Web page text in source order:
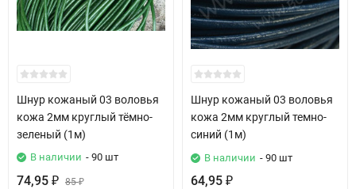
Шнур кожаный 03 воловья
кожа 2мм круглый тёмно-
зеленый (1м)
В наличии - 90 шт
74,95 ₽ 85₽
Шнур кожаный 03 воловья
кожа 2мм круглый темно-
синий (1м)
В наличии - 90 шт
64,95 ₽